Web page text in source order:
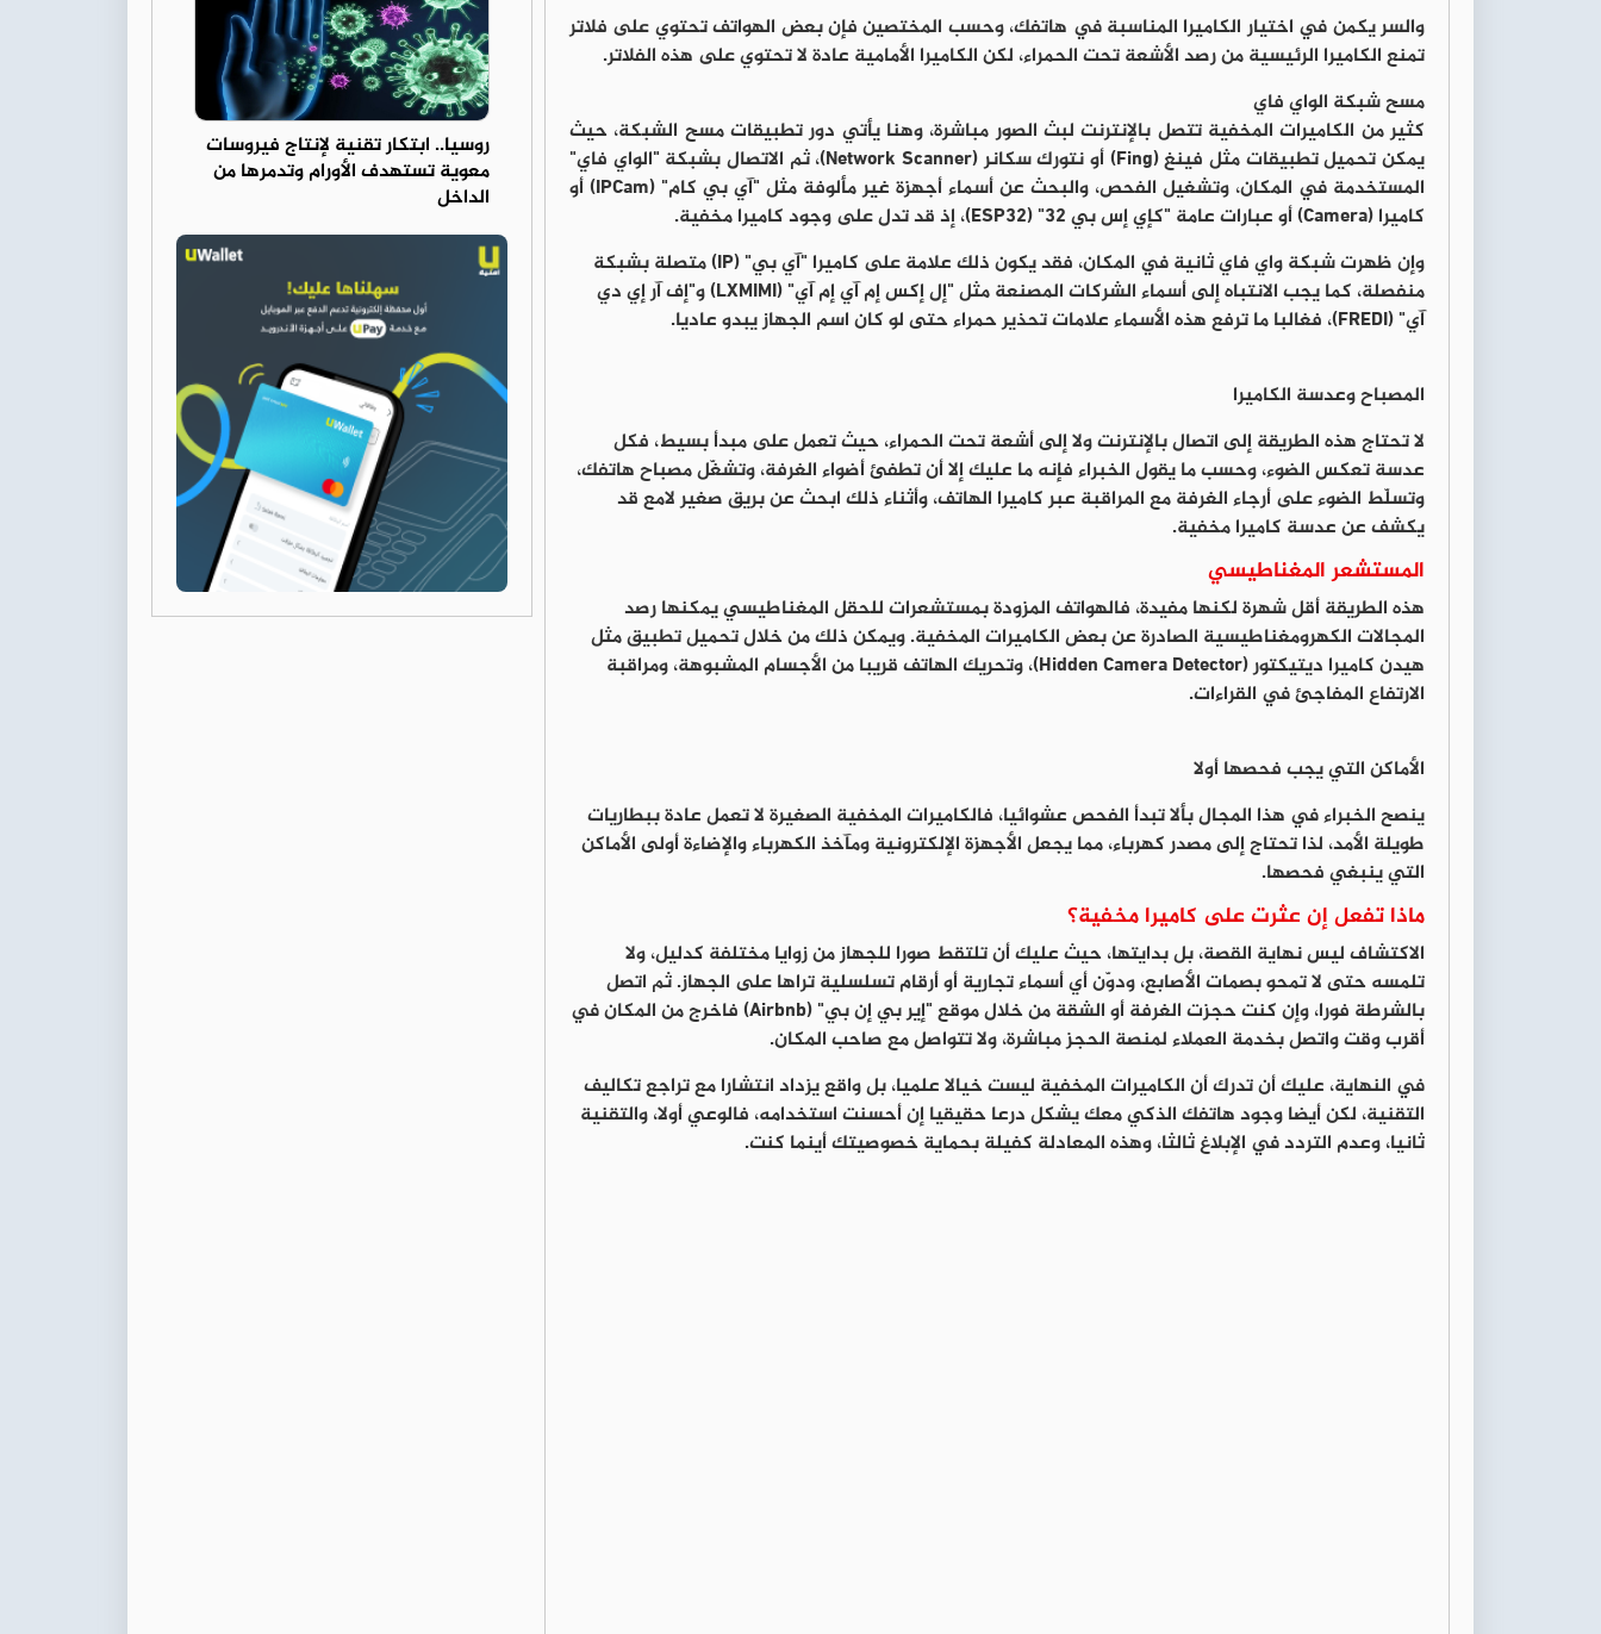
والسر يكمن في اختيار الكاميرا المناسبة في هاتفك، وحسب المختصين فإن بعض الهواتف تحتوي على فلاتر
تمنع الكاميرا الرئيسية من رصد الأشعة تحت الحمراء، لكن الكاميرا الأمامية عادة لا تحتوي على هذه الفلاتر.
مسح شبكة الواي فاي
كثير من الكاميرات المخفية تتصل بالإنترنت لبث الصور مباشرة، وهنا يأتي دور تطبيقات مسح الشبكة، حيث
يمكن تحميل تطبيقات مثل فينغ (Fing) أو نتورك سكانر (Network Scanner)، ثم الاتصال بشبكة "الواي فاي"
المستخدمة في المكان، وتشغيل الفحص، والبحث عن أسماء أجهزة غير مألوفة مثل "آي بي كام" (IPCam) أو
كاميرا (Camera) أو عبارات عامة "كإي إس بي 32" (ESP32)، إذ قد تدل على وجود كاميرا مخفية.
وإن ظهرت شبكة واي فاي ثانية في المكان، فقد يكون ذلك علامة على كاميرا "آي بي" (IP) متصلة بشبكة
منفصلة، كما يجب الانتباه إلى أسماء الشركات المصنعة مثل "إل إكس إم آي إم آي" (LXMIMI) و"إف آر إي دي
آي" (FREDI)، فغالبا ما ترفع هذه الأسماء علامات تحذير حمراء حتى لو كان اسم الجهاز يبدو عاديا.
المصباح وعدسة الكاميرا
لا تحتاج هذه الطريقة إلى اتصال بالإنترنت ولا إلى أشعة تحت الحمراء، حيث تعمل على مبدأ بسيط، فكل
عدسة تعكس الضوء، وحسب ما يقول الخبراء فإنه ما عليك إلا أن تطفئ أضواء الغرفة، وتشغّل مصباح هاتفك،
وتسلّط الضوء على أرجاء الغرفة مع المراقبة عبر كاميرا الهاتف، وأثناء ذلك ابحث عن بريق صغير لامع قد
يكشف عن عدسة كاميرا مخفية.
المستشعر المغناطيسي
هذه الطريقة أقل شهرة لكنها مفيدة، فالهواتف المزودة بمستشعرات للحقل المغناطيسي يمكنها رصد
المجالات الكهرومغناطيسية الصادرة عن بعض الكاميرات المخفية. ويمكن ذلك من خلال تحميل تطبيق مثل
هيدن كاميرا ديتيكتور (Hidden Camera Detector)، وتحريك الهاتف قريبا من الأجسام المشبوهة، ومراقبة
الارتفاع المفاجئ في القراءات.
الأماكن التي يجب فحصها أولا
ينصح الخبراء في هذا المجال بألا تبدأ الفحص عشوائيا، فالكاميرات المخفية الصغيرة لا تعمل عادة ببطاريات
طويلة الأمد، لذا تحتاج إلى مصدر كهرباء، مما يجعل الأجهزة الإلكترونية ومآخذ الكهرباء والإضاءة أولى الأماكن
التي ينبغي فحصها.
ماذا تفعل إن عثرت على كاميرا مخفية؟
الاكتشاف ليس نهاية القصة، بل بدايتها، حيث عليك أن تلتقط صورا للجهاز من زوايا مختلفة كدليل، ولا
تلمسه حتى لا تمحو بصمات الأصابع، ودوّن أي أسماء تجارية أو أرقام تسلسلية تراها على الجهاز. ثم اتصل
بالشرطة فورا، وإن كنت حجزت الغرفة أو الشقة من خلال موقع "إير بي إن بي" (Airbnb) فاخرج من المكان في
أقرب وقت واتصل بخدمة العملاء لمنصة الحجز مباشرة، ولا تتواصل مع صاحب المكان.
في النهاية، عليك أن تدرك أن الكاميرات المخفية ليست خيالا علميا، بل واقع يزداد انتشارا مع تراجع تكاليف
التقنية، لكن أيضا وجود هاتفك الذكي معك يشكل درعا حقيقيا إن أحسنت استخدامه، فالوعي أولا، والتقنية
ثانيا، وعدم التردد في الإبلاغ ثالثا، وهذه المعادلة كفيلة بحماية خصوصيتك أينما كنت.
روسيا.. ابتكار تقنية لإنتاج فيروسات
معوية تستهدف الأورام وتدمرها من
الداخل